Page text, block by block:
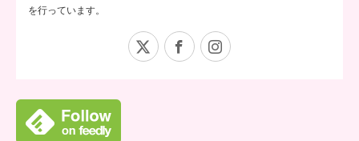
を行っています。
Facebook